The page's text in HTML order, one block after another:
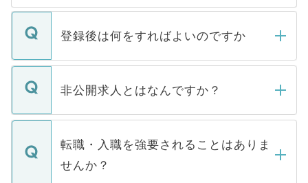
登録後は何をすればよいのですか
ご登録いただきましたら、弊社担当者がご
登録内容を確認し、その後メールもしくは
ます。通常、5営業日以内にはご連絡をせて
いただきますので、しばらくお待ちくださ
い。
非公開求人とはなんですか？
マイナビDOCTORで取り扱っている求人の
うち約3割は、Webサイトからご覧いただ
けない「非公開求人」です。非公開求人は
下記の理由によって、一般には公開してい
転職・入職を強要されることはありま
せんか？